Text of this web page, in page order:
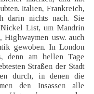
Italien, Frankreich,
darin nichts nach. Sie
List, um Mandrin
Highwaymen usw. auch
gewoben. In London
denn am hellen Tage
Straßen der Stadt
durch, in denen die
den Insassen alle